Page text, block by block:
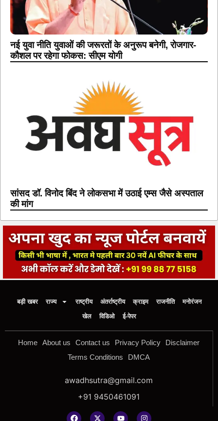
नई युवा नीति युवाओं की जरूरतों के अनुरूप बनेगी, रोजगार-
कौशल पर रहेगा फोकस: सीएम योगी
सांसद डॉ. विनोद बिंद ने लोकसभा में उठाई एम्स जैसे अस्पताल
की मांग
बड़ी खबर राज्य राष्ट्रीय अंतर्राष्ट्रीय क्राइम राजनीति
मनोरंजन
खेल
विडिओ ई-पेपर
Home About us Contact us Privacy Policy
Disclaimer
Terms Conditions
DMCA
awadhsutra@gmail.com
+91 9450461091